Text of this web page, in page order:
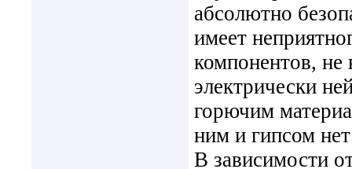
абсолютно
имеет
компонентов, не
электрически
горючим
ним и гипсом нет
В зависимости